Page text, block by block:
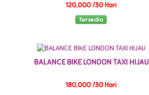
120,000 /30 Hari
Tersedia
BALANCE BIKE LONDON TAXI HIJAU
180,000 /30 Hari